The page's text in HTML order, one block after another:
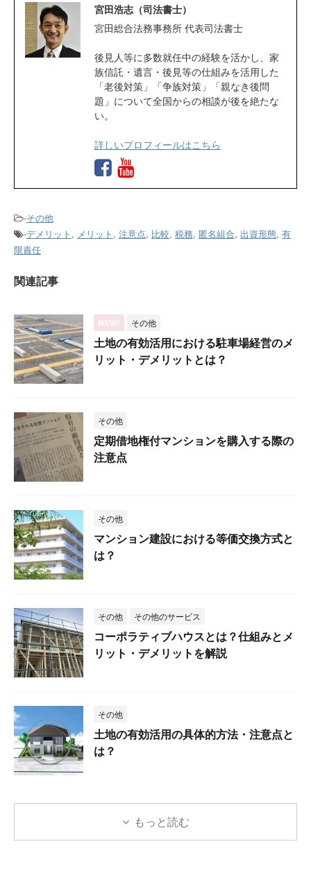
宮田浩志（司法書士）
宮田総合法務事務所 代表司法書士
後見人等に多数就任中の経験を活かし、家
族信託・遺言・後見等の仕組みを活用した
「老後対策」「争族対策」「親なき後問
題」について全国からの相談が後を絶たな
い。
詳しいプロフィールはこちら
-その他
-デメリット , メリット , 注意点, 比較, 税務, 匿名組合, 出資形態, 有
限責任
関連記事
NEW! その他
土地の有効活用における駐車場経営のメ
リット・デメリットとは？
その他
定期借地権付マンションを購入する際の
注意点
その他
マンション建設における等価交換方式と
は？
その他 その他のサービス
コーポラティブハウスとは？仕組みとメ
リット・デメリットを解説
その他
土地の有効活用の具体的方法・注意点と
は？
もっと読む